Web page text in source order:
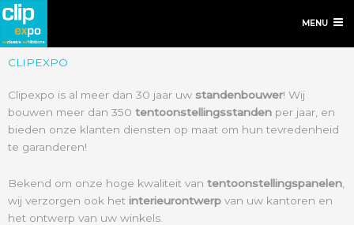
MENU
CLIPEXPO
Clipexpo is al meer dan 30 jaar uw standenbouwer! Wij
bouwen meer dan 350 tentoonstellingsstanden per jaar, en
bieden onze klanten diensten op maat om hun tevredenheid
te garanderen!
Bekend om onze hoge kwaliteit van tentoonstellingspanelen
wij verzorgen ook het interieurontwerp van uw kantoren en
het ontwerp van uw winkels.